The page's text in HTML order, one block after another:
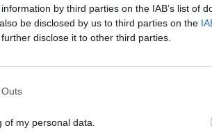
by third parties on the IAB’s list of
be disclosed by us to third parties on the
disclose it to other third parties.
my personal data.